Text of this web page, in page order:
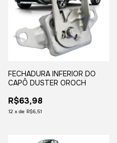
FECHADURA INFERIOR DO
CAPÔ DUSTER OROCH
R$63,98
12 x de R$6,51